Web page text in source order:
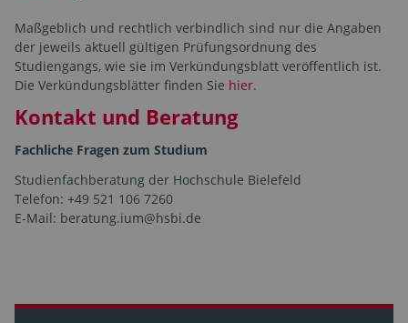
Maßgeblich und rechtlich verbindlich sind nur die Angaben
der jeweils aktuell gültigen Prüfungsordnung des
Studiengangs, wie sie im Verkündungsblatt veröffentlich ist.
Die Verkündungsblätter finden Sie hier.
Kontakt und Beratung
Fachliche Fragen zum Studium
Studienfachberatung der Hochschule Bielefeld
Telefon: +49 521 106 7260
E-Mail: beratung.ium@hsbi.de